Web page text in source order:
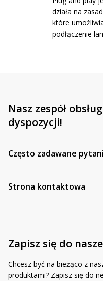
Często zadawane
O firmie
+48 81 884 70 94
Inne akcesoria
Często zadawane
działa na
które
podłączenie
Nasz zespół
dyspozycji!
Często zadawane
Strona kontaktowa
Zapisz się do
Chcesz być na bieżąco z
produktami? Zapisz się do